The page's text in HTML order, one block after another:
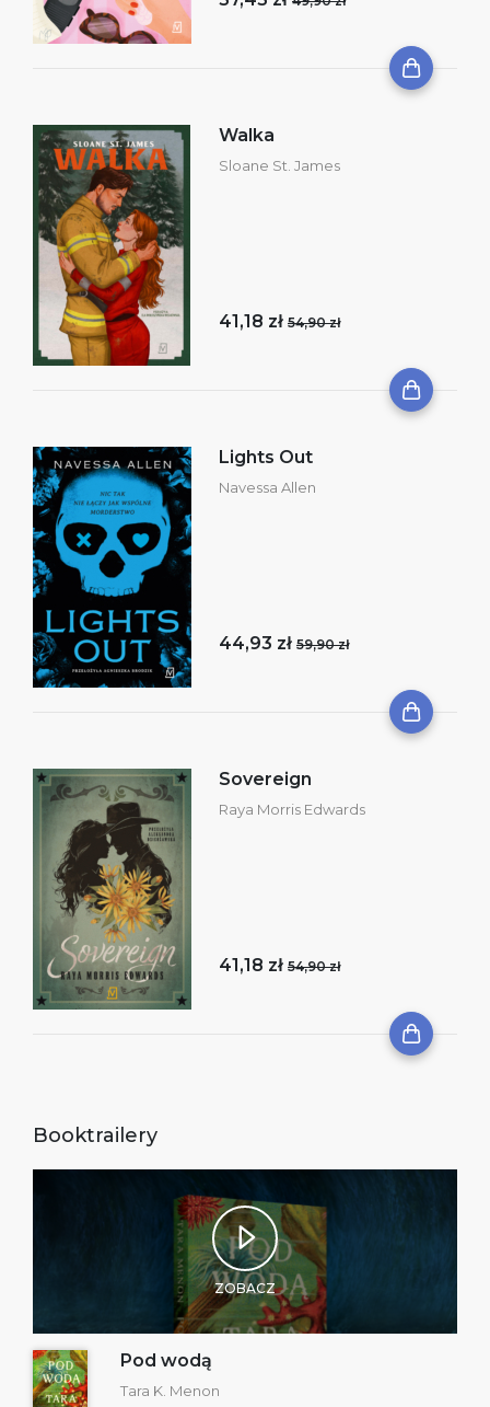
Walka
Sloane St. James
41,18 zł 54,90 zł
Lights Out
Navessa Allen
44,93 zł 59,90 zł
Sovereign
Raya Morris Edwards
41,18 zł 54,90 zł
Booktrailery
ZOBACZ
Pod wodą
Tara K. Menon